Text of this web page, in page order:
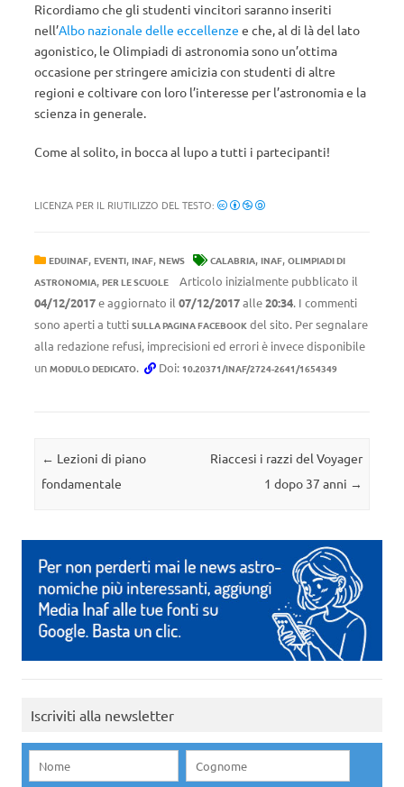
Ricordiamo che gli studenti vincitori saranno inseriti
nell’Albo nazionale delle eccellenze e che, al di là del lato
agonistico, le Olimpiadi di astronomia sono un’ottima
occasione per stringere amicizia con studenti di altre
regioni e coltivare con loro l’interesse per l’astronomia e la
scienza in generale.
Come al solito, in bocca al lupo a tutti i partecipanti!
LICENZA PER IL RIUTILIZZO DEL TESTO:
EDUINAF, EVENTI, INAF, NEWS CALABRIA, INAF, OLIMPIADI DI
ASTRONOMIA, PER LE SCUOLE
Articolo inizialmente pubblicato il
04/12/2017e aggiornato il 07/12/2017alle20:34. I commenti
sono aperti a tutti SULLA PAGINA FACEBOOK del sito. Per segnalare
alla redazione refusi, imprecisioni ed errori è invece disponibile
un MODULO DEDICATO. Doi: 10.20371/INAF/2724-2641/1654349
Navigazione articolo
← Lezioni di piano
fondamentale
Riaccesi i razzi del Voyager
1 dopo 37 anni →
Iscriviti alla newsletter